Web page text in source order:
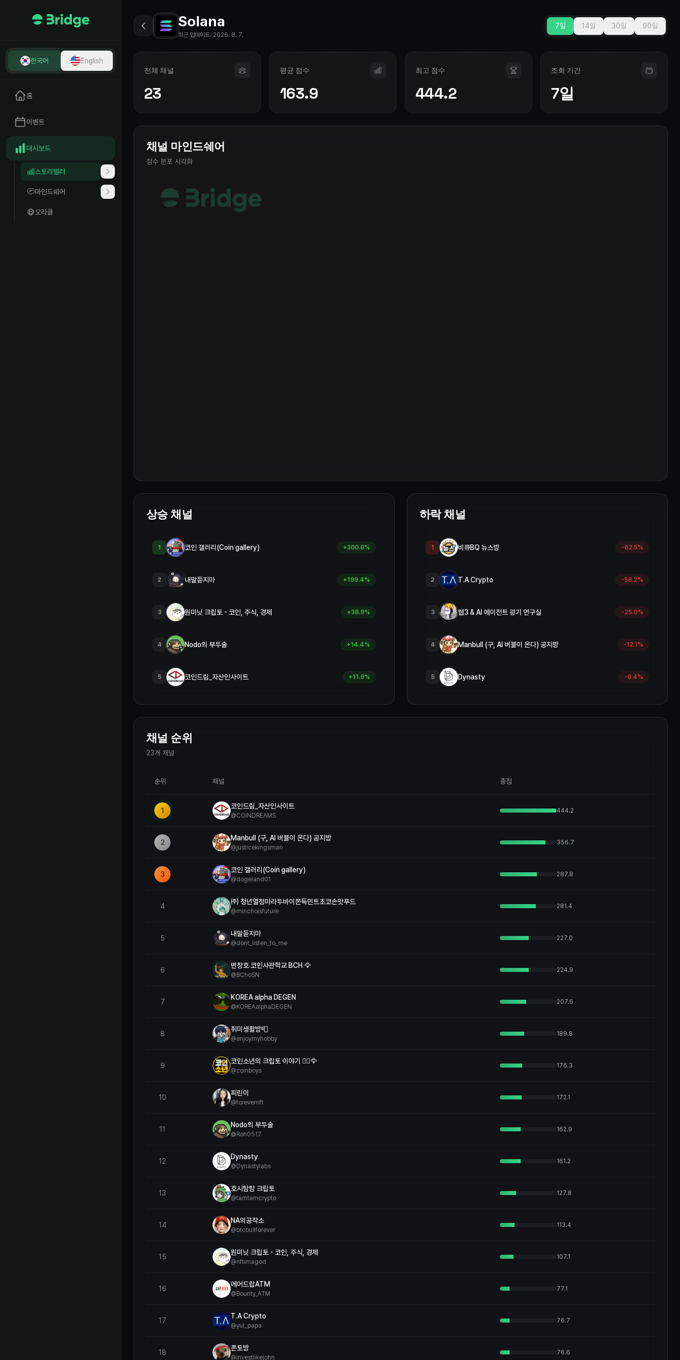
한국어 English
홈
이벤트
대시보드
스토리텔러
마인드쉐어
오라클
Solana
최근 업데이트: 2026. 8. 7.
7일 14일 30일 90일
전체 채널
23
평균 점수
163.9
최고 점수
444.2
조회 기간
7일
채널 마인드쉐어
점수 분포 시각화
상승 채널
1 코인 갤러리(Coin gallery) +300.8%
2 내말듣지마 +199.4%
3 원미닛 크립토 - 코인, 주식, 경제 +38.9%
4 Nodo의 부두술 +14.4%
5 코인드림_자산인사이트 +11.9%
하락 채널
1 비큐BQ 뉴스방 -62.5%
2 T.A Crypto -58.2%
3 웹3 & AI 에이전트 광기 연구실 -25.0%
4 Manbull (구, AI 버블이 온다) 공지방 -12.1 %
5 Dynasty -0.4%
채널 순위
23개 채널
순위 채널 총점
1
코인드림_자산인사이트
@COINDREAMS
444.2
2
Manbull (구, AI 버블이 온다) 공지방
@justicekingsman
356.7
3
코인 갤러리(Coin gallery)
@dogeland01
287.8
4
㈜ 청년열정마라두바이쫀득민트초코손맛푸드
@minchoisfuture
281.4
5
내말듣지마
@dont_listen_to_me
227.0
6
변창호 코인사관학교 BCH 🦅
@ BChoSN
224.9
7
KOREA alpha DEGEN
@ KOREAalphaDEGEN
207.6
8
취미생활방📮
@enjoymyhobby
189.8
9
코인소년의 크립토 이야기 🙋‍♂️🦅
@coinboys
176.3
10
피린이
@forevernft
172.1
11
Nodo의 부두술
@ Roh0517
162.9
12
Dynasty
@ Dynastylabs
161.2
13
호시탐탐 크립토
@tamtamcrypto
127.8
14
NA의공작소
@ btcbullforever
113.4
15
원미닛 크립토 - 코인, 주식, 경제
@nftimagod
107.1
16
에어드랍ATM
@ Bounty_ATM
77.1
17
T.A Crypto
@yul_papa
76.7
18
존토방
@investlikejohn
76.6